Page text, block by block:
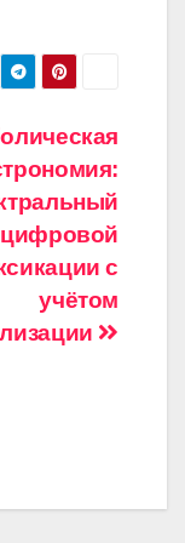
цифровой
с
учётом